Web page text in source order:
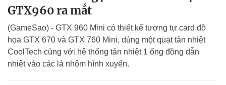
GTX960 ra mắt
(GameSao) - GTX 960 Mini có thiết kế tương tự card đồ
họa GTX 670 và GTX 760 Mini, dùng một quạt tản nhiệt
CoolTech cùng với hệ thống tản nhiệt 1 ống đồng dẫn
nhiệt vào các lá nhôm hình xuyến.